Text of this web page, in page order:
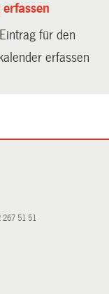
für den
erfassen
267 51 51